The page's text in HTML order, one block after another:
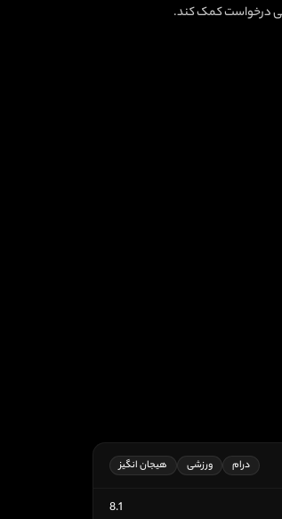
درخواست کمک کند.
درام ورزشی هیجان انگیز
8.1